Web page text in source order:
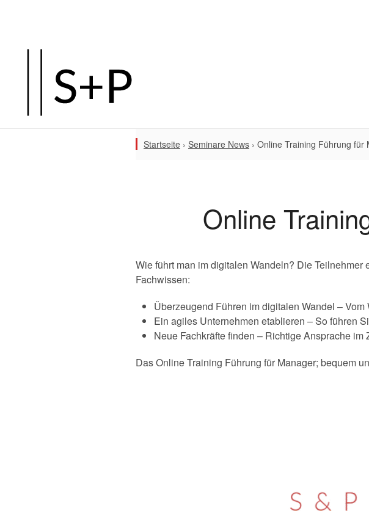
Startseite › Seminare News › Online Training Führung für
Online
Wie führt man im digitalen Wandeln? Die
Fachwissen:
Überzeugend Führen im digitalen Wandel –
Ein agiles Unternehmen etablieren – So führen
Neue Fachkräfte finden – Richtige Ansprache
Das Online Training Führung für Manager; bequem